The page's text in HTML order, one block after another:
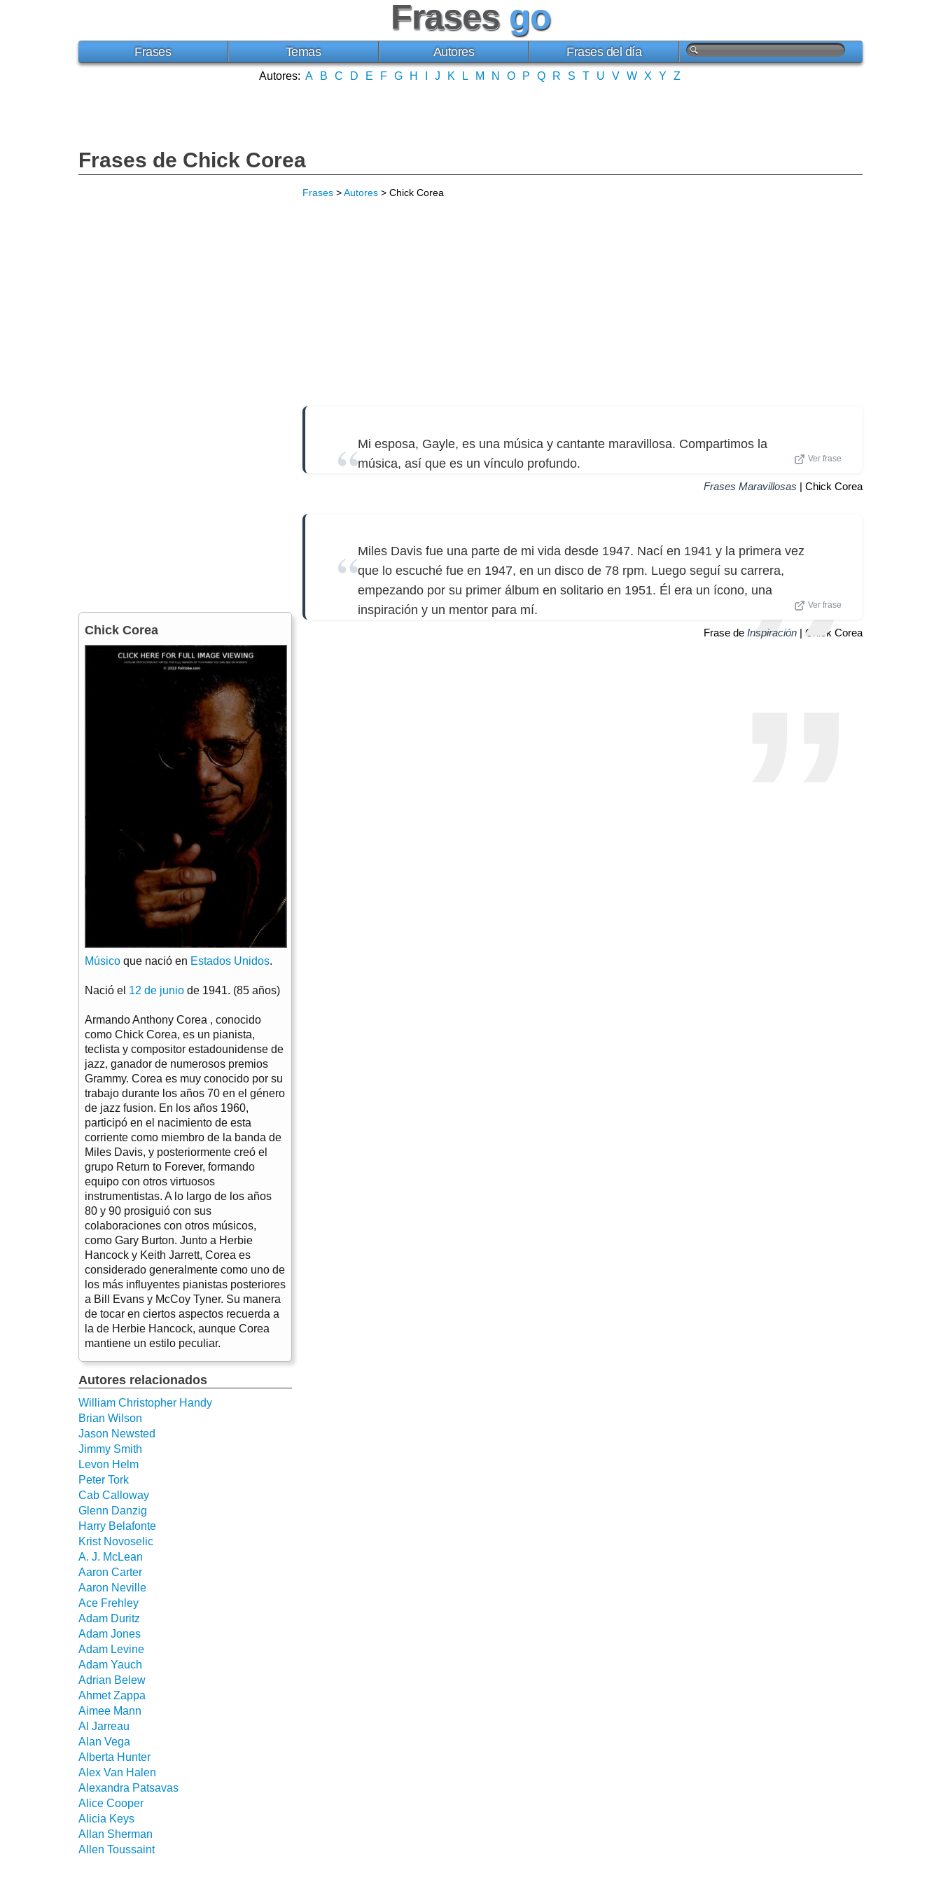
Frases go
Frases Temas Autores Frases del día
Autores: A B C D E F G H J K L M N O P Q R S T U V W X Y Z
Frases de Chick Corea
Frases >Autores > Chick Corea
Mi esposa, Gayle, es una música y cantante maravillosa. Compartimos la
música, así que es un vínculo profundo.
Ver frase
Frases Maravillosas | Chick Corea
Miles Davis fue una parte de mi vida desde 1947. Nací en 1941 y la primera vez
que lo escuché fue en 1947, en un disco de 78 rpm. Luego seguí su carrera,
empezando por su primer álbum en solitario en 1951. Él era un ícono, una
inspiración y un mentor para mí.
Ver frase
Frase de Inspiración | Chick Corea
Chick Corea
Músico que nació en Estados Unidos.
Nació el 12 de junio de 1941. (85 años)
Armando Anthony Corea , conocido
como Chick Corea, es un pianista,
teclista y compositor estadounidense de
jazz, ganador de numerosos premios
Grammy. Corea es muy conocido por su
trabajo durante los años 70 en el género
de jazz fusion. En los años 1960,
participó en el nacimiento de esta
corriente como miembro de la banda de
Miles Davis, y posteriormente creó el
grupo Return to Forever, formando
equipo con otros virtuosos
instrumentistas. A lo largo de los años
80 y 90 prosiguió con sus
colaboraciones con otros músicos,
como Gary Burton. Junto a Herbie
Hancock y Keith Jarrett, Corea es
considerado generalmente como uno de
los más influyentes pianistas posteriores
a Bill Evans y McCoy Tyner. Su manera
de tocar en ciertos aspectos recuerda a
la de Herbie Hancock, aunque Corea
mantiene un estilo peculiar.
Autores relacionados
William Christopher Handy
Brian Wilson
Jason Newsted
Jimmy Smith
Levon Helm
Peter Tork
Cab Calloway
Glenn Danzig
Harry Belafonte
Krist Novoselic
A. J. McLean
Aaron Carter
Aaron Neville
Ace Frehley
Adam Duritz
Adam Jones
Adam Levine
Adam Yauch
Adrian Belew
Ahmet Zappa
Aimee Mann
Al Jarreau
Alan Vega
Alberta Hunter
Alex Van Halen
Alexandra Patsavas
Alice Cooper
Alicia Keys
Allan Sherman
Allen Toussaint